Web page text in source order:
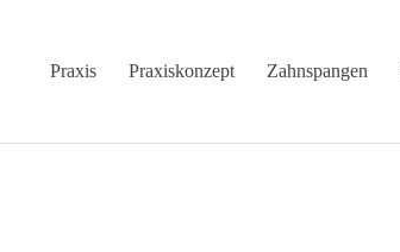
Praxis Praxiskonzept Zahnspangen